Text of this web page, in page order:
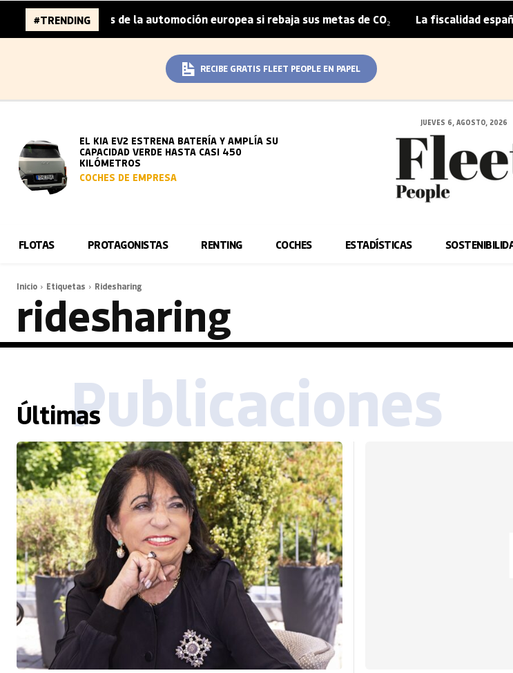
#TRENDING
96.000 millones de la automoción europea si rebaja sus metas de CO₂ | La fiscalidad
RECIBE GRATIS FLEET PEOPLE EN PAPEL
EL KIA EV2 ESTRENA BATERÍA Y AMPLÍA SU
CAPACIDAD VERDE HASTA CASI 450
KILÓMETROS
COCHES DE EMPRESA
JUEVES 6, AGOSTO, 2026
FLOTAS PROTAGONISTAS RENTING COCHES ESTADÍSTICAS
Inicio Etiquetas Ridesharing
ridesharing
ÚltimasPublicaciones